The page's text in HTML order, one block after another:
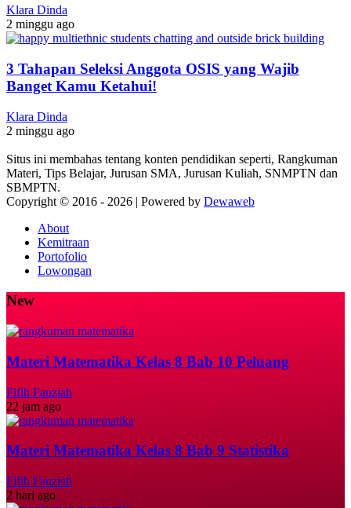
Klara Dinda
2 minggu ago
3 Tahapan Seleksi Anggota OSIS yang Wajib
Banget Kamu Ketahui!
Klara Dinda
2 minggu ago
Situs ini membahas tentang konten pendidikan seperti, Rangkuman
Materi, Tips Belajar, Jurusan SMA, Jurusan Kuliah, SNMPTN dan
SBMPTN.
Copyright © 2016 - 2026 | Powered by Dewaweb
About
Kemitraan
Portofolio
Lowongan
New
Materi Matematika Kelas 8 Bab 10 Peluang
Fifih Fauziah
22 jam ago
Materi Matematika Kelas 8 Bab 9 Statistika
Fifih Fauziah
2 hari ago